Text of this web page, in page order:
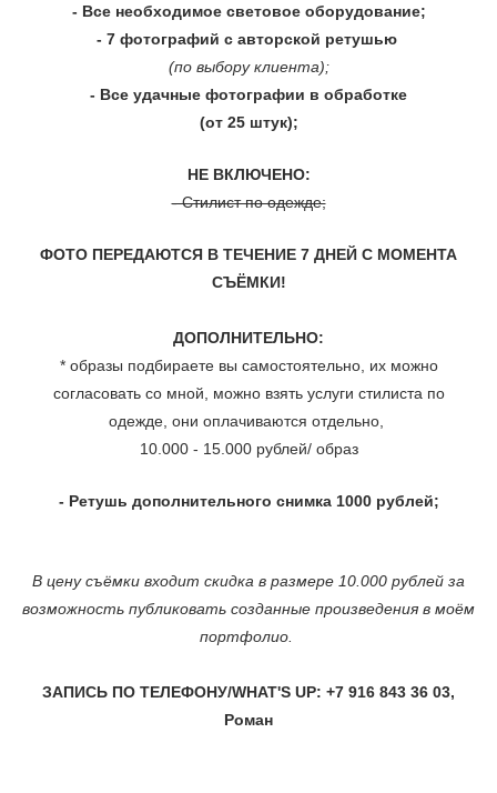
- Все необходимое световое оборудование;
- 7 фотографий с авторской ретушью
(по выбору клиента);
- Все удачные фотографии в обработке
(от 25 штук);
НЕ ВКЛЮЧЕНО:
- Стилист по одежде;
ФОТО ПЕРЕДАЮТСЯ В ТЕЧЕНИЕ 7 ДНЕЙ С МОМЕНТА
СЪЁМКИ!
ДОПОЛНИТЕЛЬНО:
* образы подбираете вы самостоятельно, их можно
согласовать со мной, можно взять услуги стилиста по
одежде, они оплачиваются отдельно,
10.000 - 15.000 рублей/ образ
- Ретушь дополнительного снимка 1000 рублей;
В цену съёмки входит скидка в размере 10.000 рублей за
возможность публиковать созданные произведения в моём
портфолио.
ЗАПИСЬ ПО ТЕЛЕФОНУ/WHAT'S UP: +7 916 843 36 03,
Роман